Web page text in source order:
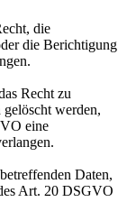
die
die Berichtigung
Recht zu
werden,
eine
Daten,
Art. 20 DSGVO